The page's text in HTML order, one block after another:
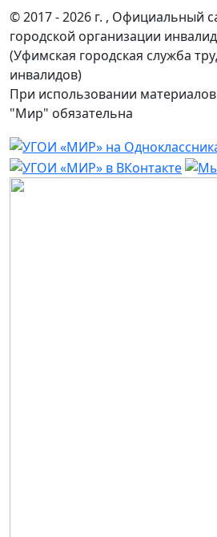
© 2017 - 2026 г. , Официальный
городской организации
(Уфимская городская служба
инвалидов)
При использовании
"Мир" обязательна